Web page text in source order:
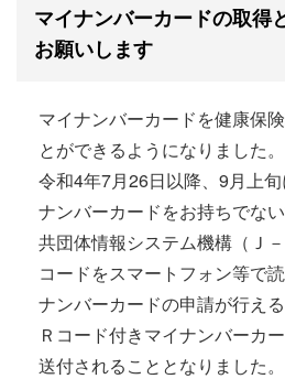
マイナンバーカードの取得
お願いします
マイナンバーカードを健康保
とができるようになりました。
令和4年7月26日以降、9月上
ナンバーカードをお持ちでな
共団体情報システム機構（Ｊ
コードをスマートフォン等で
ナンバーカードの申請が行え
Ｒコード付きマイナンバーカ
送付されることとなりました。